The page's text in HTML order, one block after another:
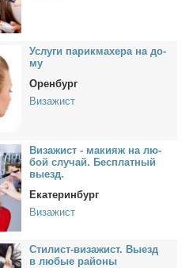
Услу­ги па­рик­махе­ра на до­
му
Оренбург
Визажист
Ви­за­жист - ма­ки­яж на лю­
бой слу­чай. Бес­плат­ный
вы­езд.
Екатеринбург
Визажист
Сти­лист-ви­за­жист. Вы­езд
в лю­бые рай­о­ны